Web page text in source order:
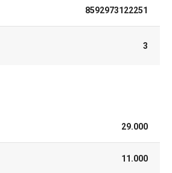
8592973122251
3
29.000
11.000